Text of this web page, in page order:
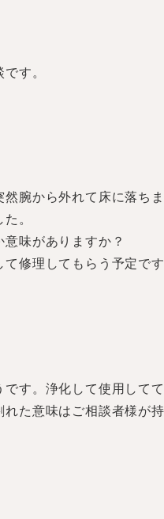
す。
腕から外れて床に落ち
。
味がありますか？
修理してもらう予定で
す。浄化して使用して
た意味はご相談者様が